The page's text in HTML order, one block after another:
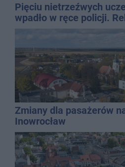
Pięciu nietrzeźwych
wpadło w ręce policji.
promila
Zmiany dla pasażerów
Inowrocław